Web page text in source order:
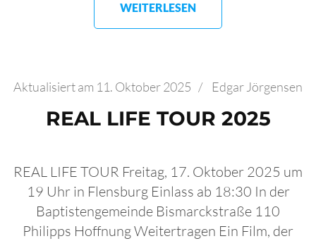
WEITERLESEN
Aktualisiert am 11. Oktober 2025 / Edgar Jörgensen
REAL LIFE TOUR 2025
REAL LIFE TOUR Freitag, 17. Oktober 2025 um
19 Uhr in Flensburg Einlass ab 18:30 In der
Baptistengemeinde Bismarckstraße 110
Philipps Hoffnung Weitertragen Ein Film, der